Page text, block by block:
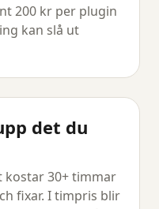
200 kr per plugin
kan slå ut
det du
kostar 30+ timmar
fixar. I timpris blir